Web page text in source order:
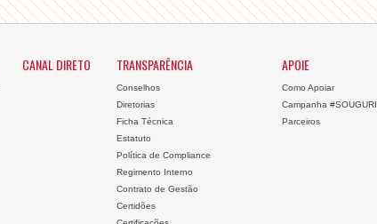
CANAL DIRETO TRANSPARÊNCIA
Conselhos
Diretorias
Ficha Técnica
Estatuto
Política de Compliance
Regimento Interno
Contrato de Gestão
Certidões
APOIE
Como Apoiar
Campanha #SOUGURI
Parceiros